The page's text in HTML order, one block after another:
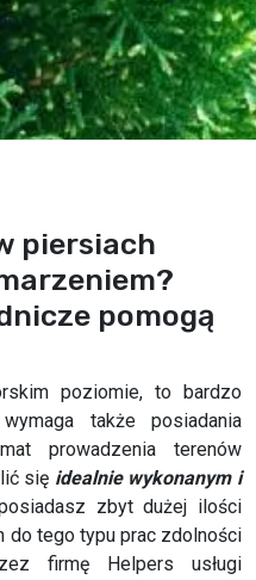
piersiach
pomogą
poziomie, to bardzo
także posiadania
prowadzenia terenów
się idealnie wykonanym i
zbyt dużej ilości
do tego typu prac zdolności
firmę Helpers usługi